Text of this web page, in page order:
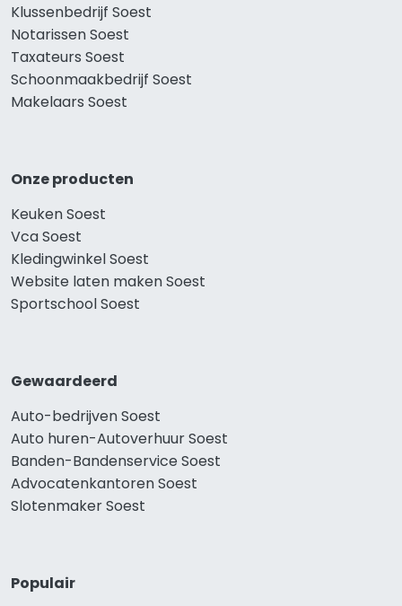
Klussenbedrijf Soest
Notarissen Soest
Taxateurs Soest
Schoonmaakbedrijf Soest
Makelaars Soest
Onze producten
Keuken Soest
Vca Soest
Kledingwinkel Soest
Website laten maken Soest
Sportschool Soest
Gewaardeerd
Auto-bedrijven Soest
Auto huren-Autoverhuur Soest
Banden-Bandenservice Soest
Advocatenkantoren Soest
Slotenmaker Soest
Populair